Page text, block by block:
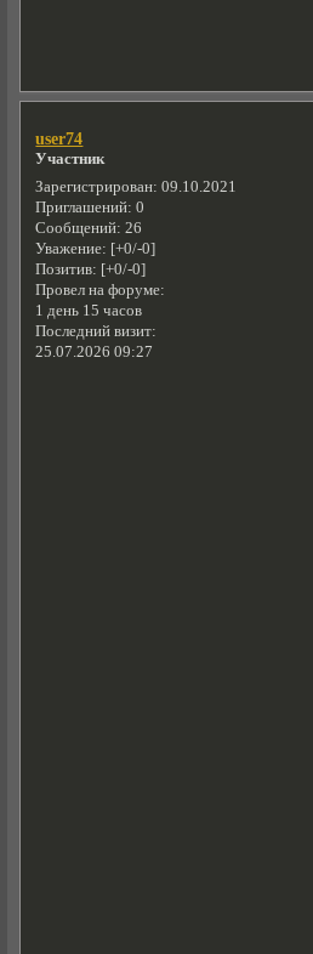
user74
Участник
Зарегистрирован: 09.10.2021
Приглашений: 0
Сообщений: 26
Уважение: [+0/-0]
Позитив: [+0/-0]
Провел на форуме:
1 день 15 часов
Последний визит:
25.07.2026 09:27